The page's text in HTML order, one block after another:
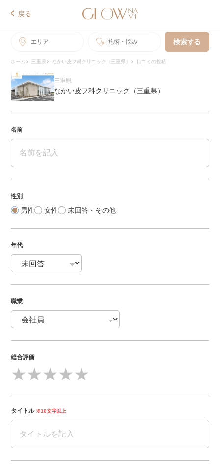
戻る
エリア 施術・悩み 検索する
ホーム 三重県 なかい皮フ科クリニック（三重県） 口コミの投稿
三重県
なかい皮フ科クリニック（三重県）
名前
性別
男性 女性 未回答・その他
年代
職業
総合評価
★
★
★
★
★
タイトル ※10文字以上